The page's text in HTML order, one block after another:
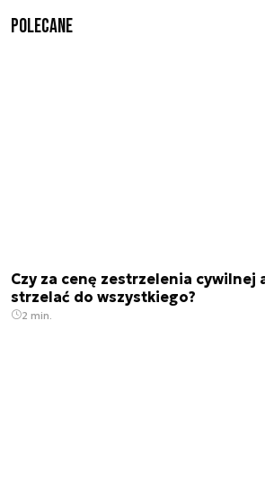
Polecane
Czy za cenę zestrzelenia cywilnej
strzelać do wszystkiego?
2 min.